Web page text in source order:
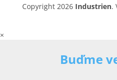
Copyright 2026 Industrien.
×
Buďme